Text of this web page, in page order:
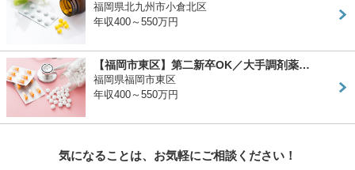
福岡県北九州市小倉北区
年収400～550万円
【福岡市東区】第二新卒OK／大手調剤薬…
福岡県福岡市東区
年収400～550万円
気になることは、お気軽にご相談ください！